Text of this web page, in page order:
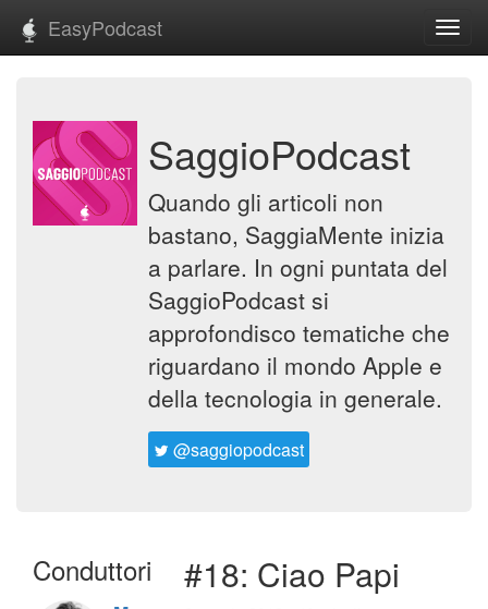
EasyPodcast
SaggioPodcast
Quando gli articoli non
bastano, SaggiaMente inizia
a parlare. In ogni puntata del
SaggioPodcast si
approfondisco tematiche che
riguardano il mondo Apple e
della tecnologia in generale.
@saggiopodcast
Conduttori #18: Ciao Papi